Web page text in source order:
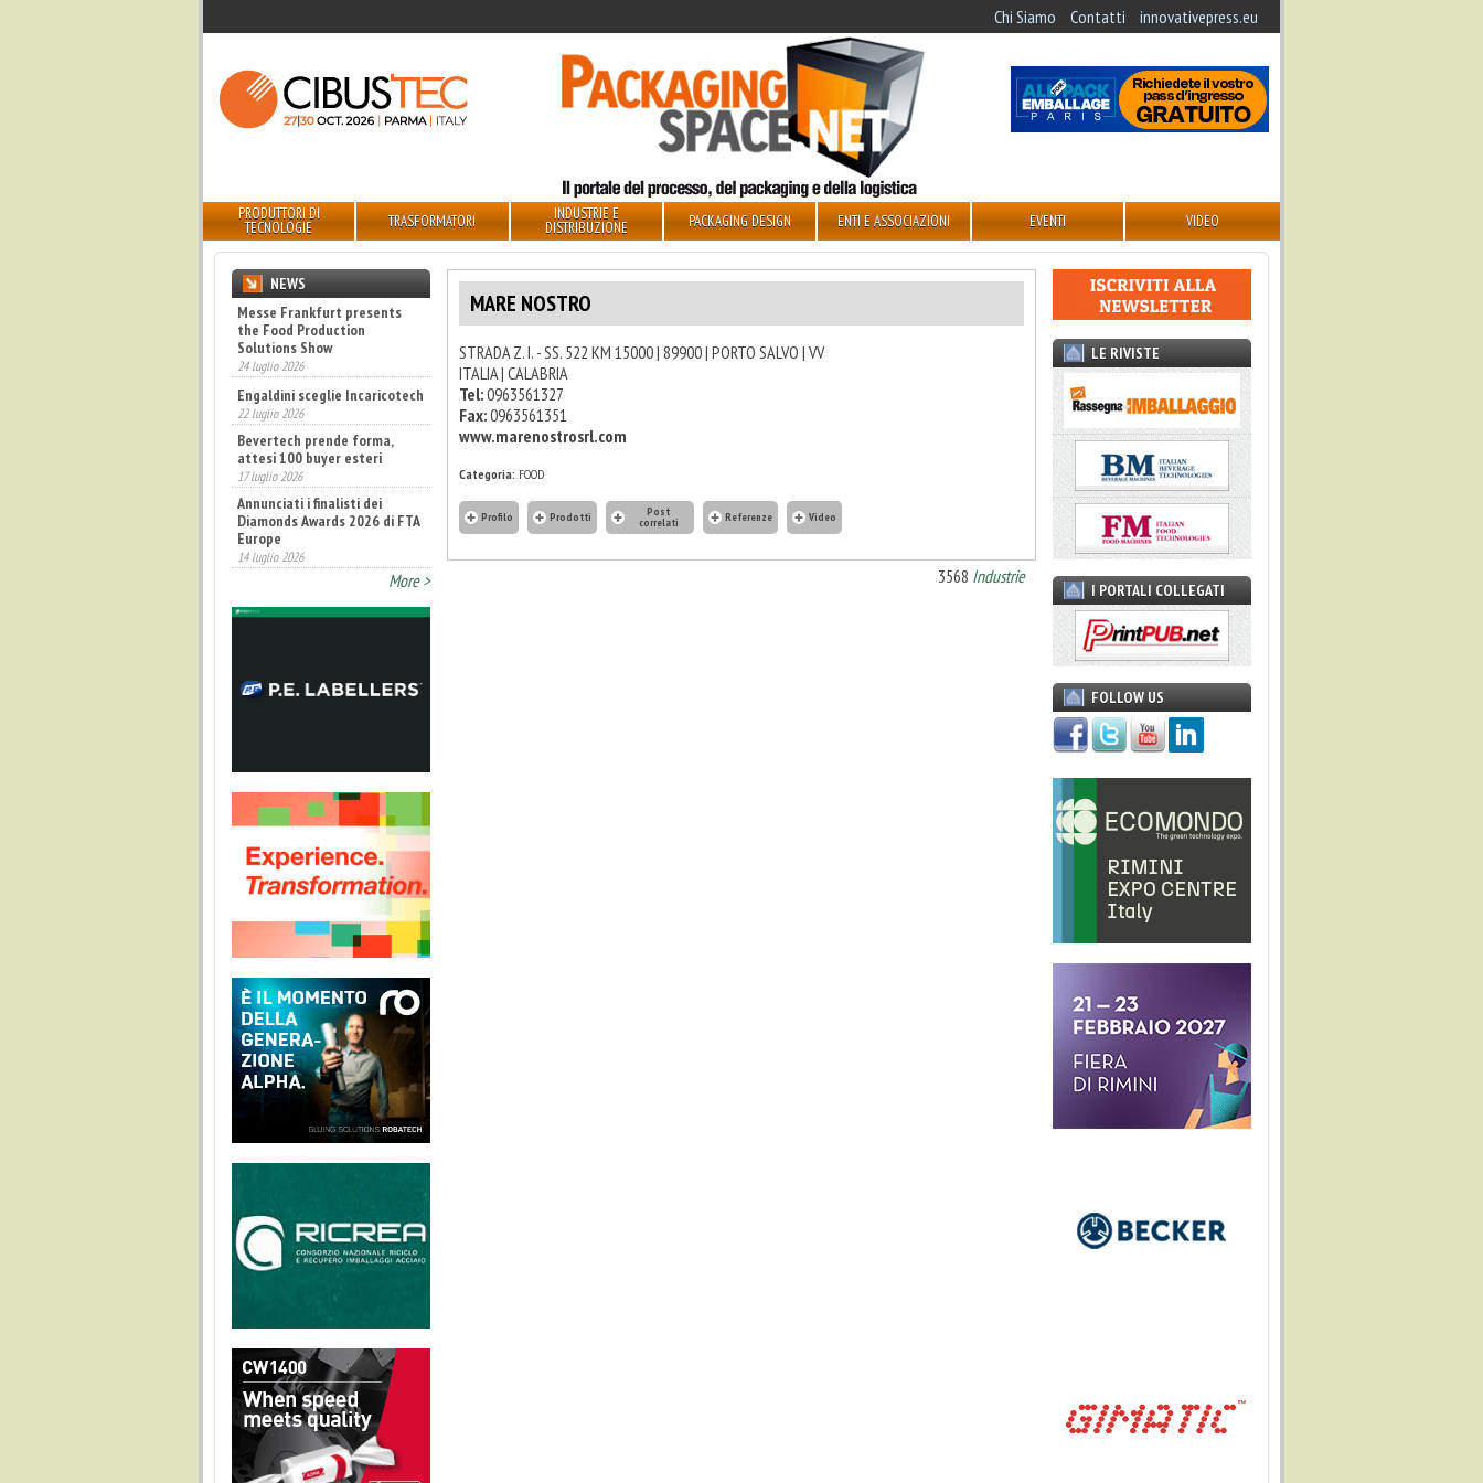
Chi Siamo Contatti innovativepress.eu
PRODUTTORI DI
TECNOLOGIE TRASFORMATORI INDUSTRIE E
DISTRIBUZIONE PACKAGING DESIGN ENTI E ASSOCIAZIONI EVENTI VIDEO
MARE NOSTRO
STRADA Z. I. - SS. 522 KM 15000 | 89900 | PORTO SALVO | VV
ITALIA | CALABRIA
Tel:0963561327
Fax:0963561351
www.marenostrosrl.com
Categoria: FOOD
Profilo Prodotti Post
correlati Referenze Video
3568 Industrie
NEWS
Messe Frankfurt presents
the Food Production
Solutions Show
24 luglio 2026
Engaldini sceglie Incaricotech
22 luglio 2026
Bevertech prende forma,
attesi 100 buyer esteri
17 luglio 2026
Annunciati i finalisti dei
Diamonds Awards 2026 di FTA
Europe
14 luglio 2026
More >
LE RIVISTE
I PORTALI COLLEGATI
FOLLOW US